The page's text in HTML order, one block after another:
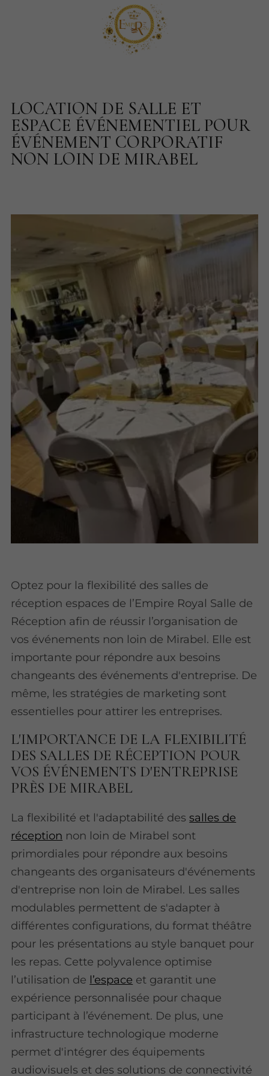
LOCATION DE SALLE ET
ESPACE ÉVÉNEMENTIEL POUR
ÉVÉNEMENT CORPORATIF
NON LOIN DE MIRABEL
Optez pour la flexibilité des salles de
réception espaces de l’Empire Royal Salle de
Réception afin de réussir l’organisation de
vos événements non loin de Mirabel. Elle est
importante pour répondre aux besoins
changeants des événements d'entreprise. De
même, les stratégies de marketing sont
essentielles pour attirer les entreprises.
L'IMPORTANCE DE LA FLEXIBILITÉ
DES SALLES DE RÉCEPTION POUR
VOS ÉVÉNEMENTS D'ENTREPRISE
PRÈS DE MIRABEL
La flexibilité et l'adaptabilité dessalles de
réception non loin de Mirabel sont
primordiales pour répondre aux besoins
changeants des organisateurs d'événements
d'entreprise non loin de Mirabel. Les salles
modulables permettent de s'adapter à
différentes configurations, du format théâtre
pour les présentations au style banquet pour
les repas. Cette polyvalence optimise
l’utilisation de l’espace et garantit une
expérience personnalisée pour chaque
participant à l’événement. De plus, une
infrastructure technologique moderne
permet d'intégrer des équipements
audiovisuels et des solutions de connectivité